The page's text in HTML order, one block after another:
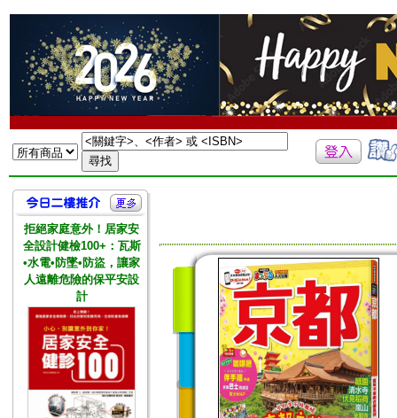
拒絕家庭意外！居家安
全設計健檢100+：瓦斯
•水電•防墜•防盜，讓家
人遠離危險的保平安設
計